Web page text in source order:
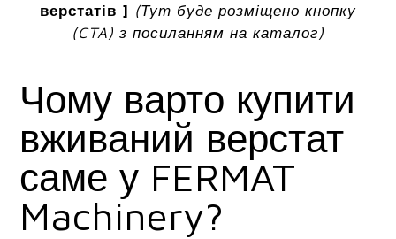
верстатів ] (Тут буде розміщено кнопку
(CTA) з посиланням на каталог)
Чому варто купити
вживаний верстат
саме у FERMAT
Machinery?